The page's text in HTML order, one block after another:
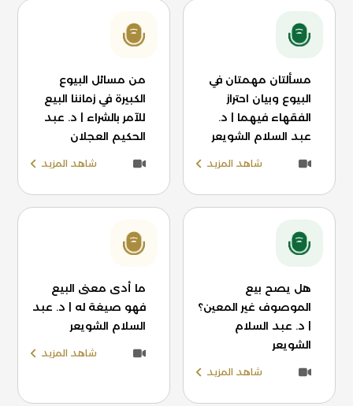
مسألتان مهمتان في
البيوع وبيان احتراز
الفقهاء فيهما | د.
عبد السلام الشويعر
شاهد المزيد
من مسائل البيوع
الكبيرة في زماننا البيع
للآمر بالشراء | د. عبد
الحكيم العجلان
شاهد المزيد
هل يصح بيع
الموصوف غير المعين؟
| د. عبد السلام
الشويعر
شاهد المزيد
ما أدى معنى البيع
فهو صيغة له | د. عبد
السلام الشويعر
شاهد المزيد